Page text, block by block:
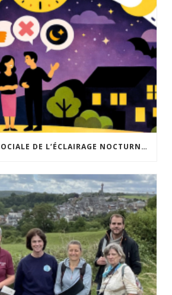
ACCEPTABILITÉ SOCIALE DE L’ÉCLAIRAGE NOCTURNE : LE REPLAY EST DISPONIBLE